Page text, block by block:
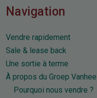
Navigation
Vendre rapidement
Sale & lease back
Une sortie à terme
À propos du Groep Vanhee
Pourquoi nous vendre ?